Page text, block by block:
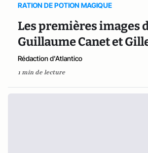
RATION DE POTION MAGIQUE
Les premières images
Guillaume Canet et
Rédaction d'Atlantico
1 min de lecture